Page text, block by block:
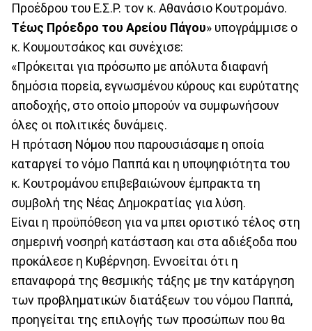
Προέδρου του Ε.Σ.Ρ. τον κ. Αθανάσιο Κουτρομάνο.
Τέως Πρόεδρο του Αρείου Πάγου» υπογράμμισε ο
κ. Κουμουτσάκος και συνέχισε:
«Πρόκειται για πρόσωπο με απόλυτα διαφανή
δημόσια πορεία, εγνωσμένου κύρους και ευρύτατης
αποδοχής, στο οποίο μπορούν να συμφωνήσουν
όλες οι πολιτικές δυνάμεις.
Η πρόταση Νόμου που παρουσιάσαμε η οποία
καταργεί το νόμο Παππά και η υποψηφιότητα του
κ. Κουτρομάνου επιβεβαιώνουν έμπρακτα τη
συμβολή της Νέας Δημοκρατίας για λύση.
Είναι η προϋπόθεση για να μπει οριστικό τέλος στη
σημερινή νοσηρή κατάσταση και στα αδιέξοδα που
προκάλεσε η Κυβέρνηση. Εννοείται ότι η
επαναφορά της θεσμικής τάξης με την κατάργηση
των προβληματικών διατάξεων του νόμου Παππά,
προηγείται της επιλογής των προσώπων που θα